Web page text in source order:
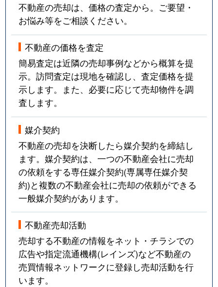
不動産の売却は、価格の査定から。ご要望・
お悩み等をご相談ください。
不動産の価格を査定
簡易査定は近隣の売却事例などから概算を提
示。訪問査定は現地を確認し、査定価格を提
示します。また、必要に応じて売却物件を調
査します。
媒介契約
不動産の売却を決断したら媒介契約を締結し
ます。媒介契約は、一つの不動産会社に売却
の依頼をする専任媒介契約(専属専任媒介契
約)と複数の不動産会社に売却の依頼ができる
一般媒介契約があります。
不動産売却活動
売却する不動産の情報をネット・チラシでの
広告や指定流通機構(レインズ)など不動産の
売買情報ネットワークに登録し売却活動を行
います。